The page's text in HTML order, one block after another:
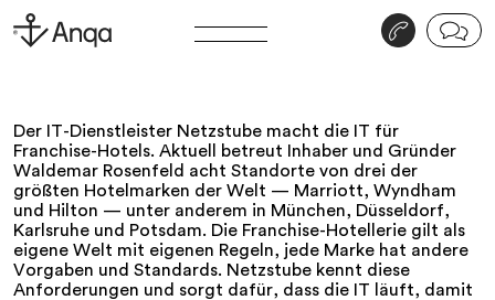
v j
Der IT-Dienstleister Netzstube macht die IT für
Franchise-Hotels. Aktuell betreut Inhaber und Gründer
Waldemar Rosenfeld acht Standorte von drei der
größten Hotelmarken der Welt — Marriott, Wyndham
und Hilton — unter anderem in München, Düsseldorf,
Karlsruhe und Potsdam. Die Franchise-Hotellerie gilt als
eigene Welt mit eigenen Regeln, jede Marke hat andere
Vorgaben und Standards. Netzstube kennt diese
Anforderungen und sorgt dafür, dass die IT läuft, damit